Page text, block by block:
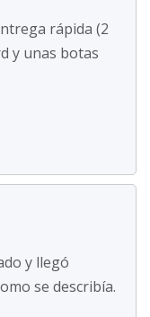
rápida (2
y unas botas
y llegó
se describía.